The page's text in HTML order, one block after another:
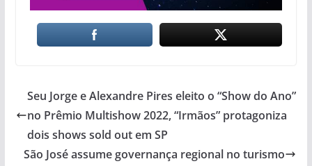
Seu Jorge e Alexandre Pires eleito o “Show do Ano”
no Prêmio Multishow 2022, “Irmãos” protagoniza
dois shows sold out em SP
São José assume governança regional no turismo